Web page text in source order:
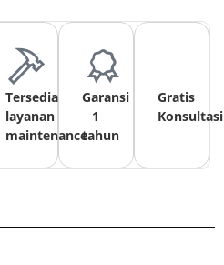
Tersedia
layanan
maintenance
Garansi
1
tahun
Gratis
Konsultasi